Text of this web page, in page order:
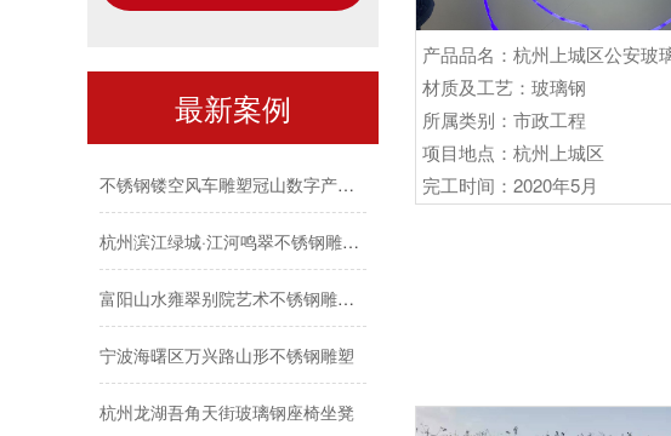
产品品名：杭州上城区公安玻
材质及工艺：玻璃钢
所属类别：市政工程
项目地点：杭州上城区
完工时间：2020年5月
最新案例
烤漆不锈钢雕塑前进街道项目